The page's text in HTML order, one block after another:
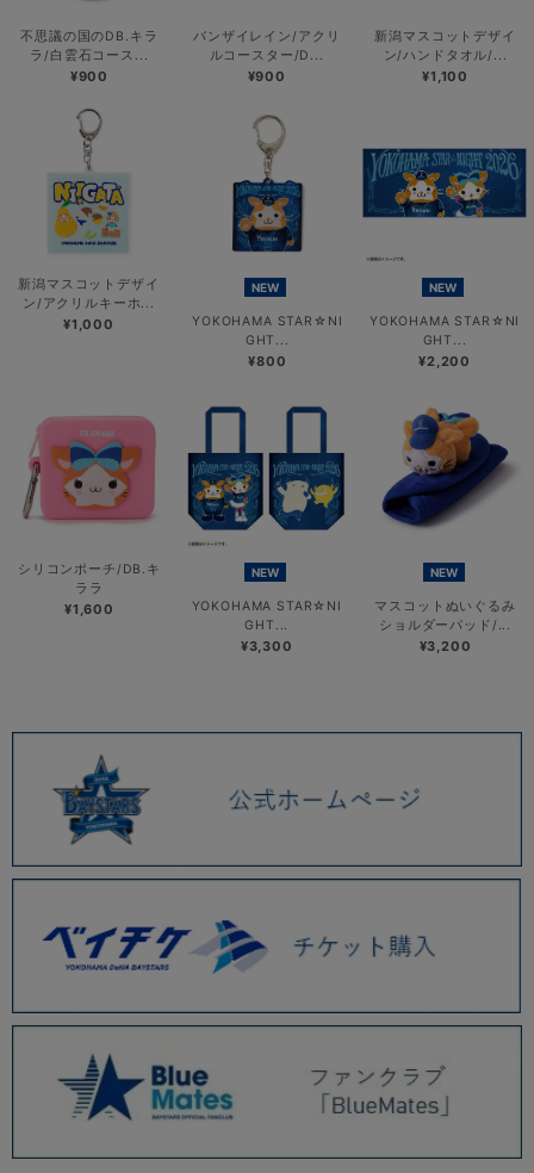
不思議の国のDB.キラ
ラ/白雲石コース...
¥900
バンザイレイン/アクリ
ルコースター/D...
¥900
新潟マスコットデザイ
ン/ハンドタオル/...
¥1,100
新潟マスコットデザイ
ン/アクリルキーホ...
¥1,000
NEW
YOKOHAMA STAR☆NI
GHT...
¥800
NEW
YOKOHAMA STAR☆NI
GHT...
¥2,200
シリコンポーチ/DB.キ
ララ
¥1,600
NEW
YOKOHAMA STAR☆NI
GHT...
¥3,300
NEW
マスコットぬいぐるみ
ショルダーパッド/...
¥3,200